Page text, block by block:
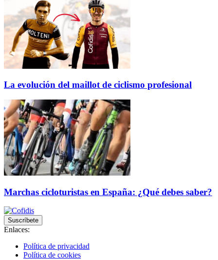
La evolución del maillot de ciclismo profesional
Marchas cicloturistas en España: ¿Qué debes saber?
Suscríbete
Enlaces:
Política de privacidad
Política de cookies